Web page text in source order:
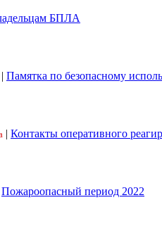
БПЛА
| Памятка по безопасному
| Контакты оперативного
Пожароопасный период 2022